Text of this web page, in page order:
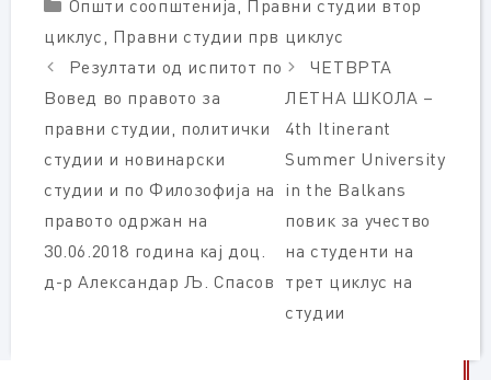
Општи соопштенија, Правни студии втор
циклус, Правни студии прв циклус
Резултати од испитот по
Вовед во правото за
правни студии, политички
студии и новинарски
студии и по Филoзофија на
правото одржан на
30.06.2018 година кај доц.
д-р Александар Љ. Спасов
ЧЕТВРТА
ЛЕТНА ШКОЛА –
4th Itinerant
Summer University
in the Balkans
повик за учество
на студенти на
трет циклус на
студии